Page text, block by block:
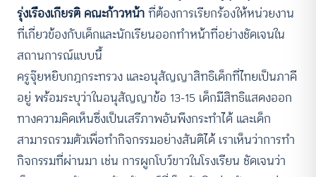
รุ่งเรืองเกียรติ คณะก้าวหน้าที่ต้องการเรียกร้องให้หน่วยงาน
ที่เกี่ยวข้องกับเด็กและนักเรียนออกทำหน้าที่อย่างชัดเจนใน
สถานการณ์แบบนี้
ครูจุ๊ยหยิบกฎกระทรวง และอนุสัญญาสิทธิเด็กที่ไทยเป็นภาคี
อยู่ พร้อมระบุว่าในอนุสัญญาข้อ 13-15 เด็กมีสิทธิแสดงออก
ทางความคิดเห็นซึ่งเป็นเสรีภาพอันพึงกระทำได้ และเด็ก
สามารถรวมตัวเพื่อทำกิจกรรมอย่างสันติได้ เราเห็นว่าการทำ
กิจกรรมที่ผ่านมา เช่น การผูกโบว์ขาวในโรงเรียน ชัดเจนว่า